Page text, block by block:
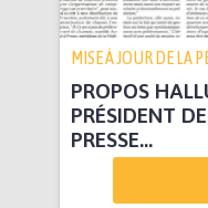
MISE À JOUR DE LA
PROPOS
PRÉSIDENT
PRESSE...